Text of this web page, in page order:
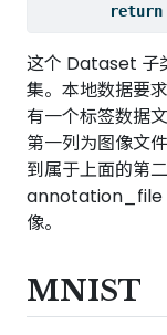
return
这个 Dataset 子
集。本地数据要
有一个标签数据
第一列为图像文
到属于上面的第
annotation_file
像。
MNIST